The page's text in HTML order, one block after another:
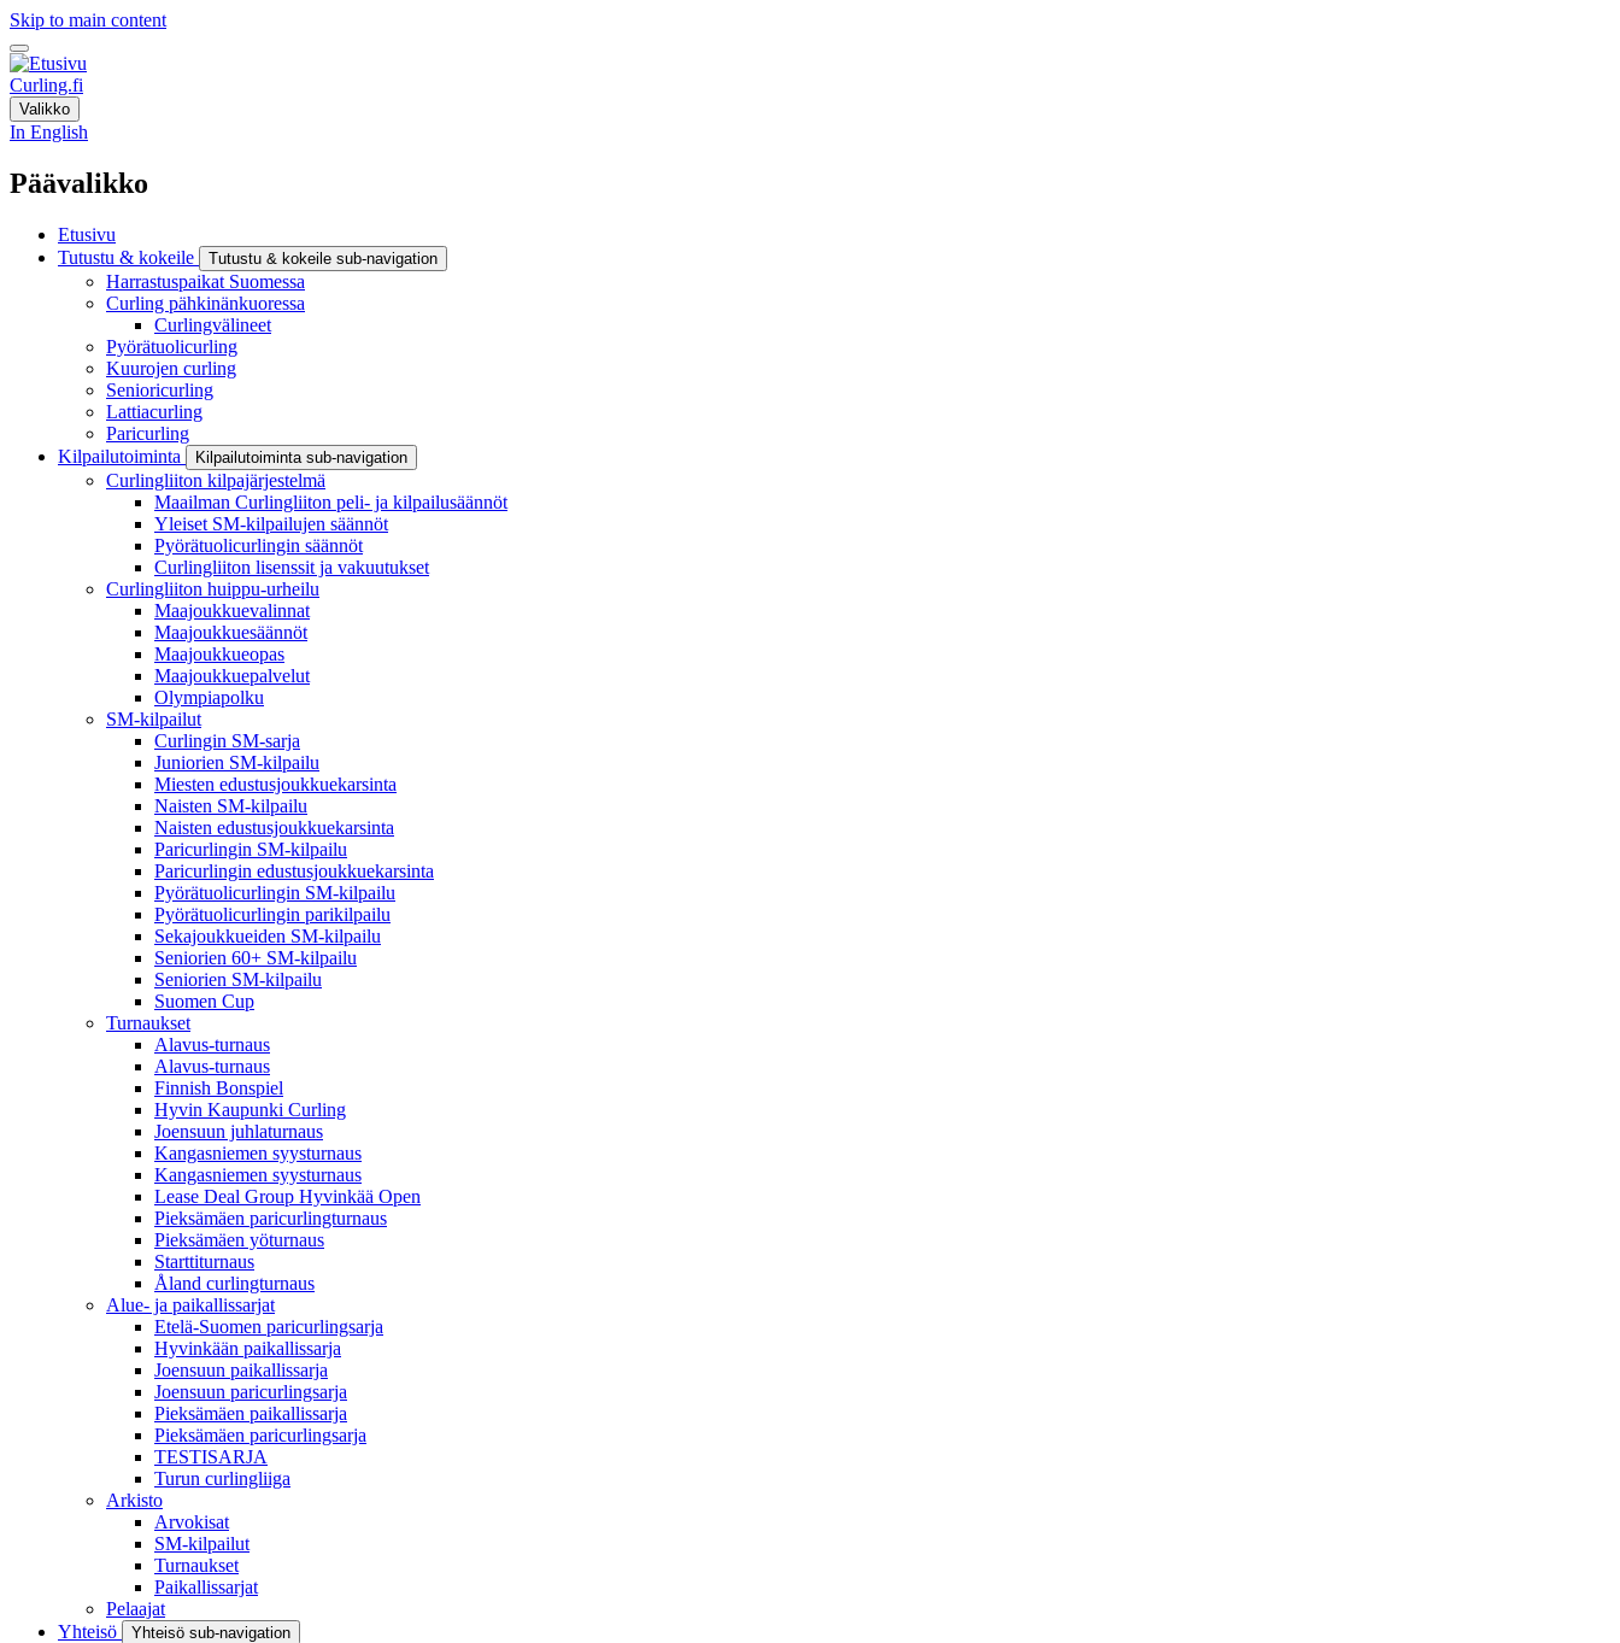
Skip to main content
Curling.fi
Valikko
In English
Päävalikko
Etusivu
Tutustu & kokeile
Tutustu & kokeile sub-navigation
Harrastuspaikat Suomessa
Curling pähkinänkuoressa
Curlingvälineet
Pyörätuolicurling
Kuurojen curling
Senioricurling
Lattiacurling
Paricurling
Kilpailutoiminta
Kilpailutoiminta sub-navigation
Curlingliiton kilpajärjestelmä
Maailman Curlingliiton peli- ja kilpailusäännöt
Yleiset SM-kilpailujen säännöt
Pyörätuolicurlingin säännöt
Curlingliiton lisenssit ja vakuutukset
Curlingliiton huippu-urheilu
Maajoukkuevalinnat
Maajoukkuesäännöt
Maajoukkueopas
Maajoukkuepalvelut
Olympiapolku
SM-kilpailut
Curlingin SM-sarja
Juniorien SM-kilpailu
Miesten edustusjoukkuekarsinta
Naisten SM-kilpailu
Naisten edustusjoukkuekarsinta
Paricurlingin SM-kilpailu
Paricurlingin edustusjoukkuekarsinta
Pyörätuolicurlingin SM-kilpailu
Pyörätuolicurlingin parikilpailu
Sekajoukkueiden SM-kilpailu
Seniorien 60+ SM-kilpailu
Seniorien SM-kilpailu
Suomen Cup
Turnaukset
Alavus-turnaus
Alavus-turnaus
Finnish Bonspiel
Hyvin Kaupunki Curling
Joensuun juhlaturnaus
Kangasniemen syysturnaus
Kangasniemen syysturnaus
Lease Deal Group Hyvinkää Open
Pieksämäen paricurlingturnaus
Pieksämäen yöturnaus
Starttiturnaus
Åland curlingturnaus
Alue- ja paikallissarjat
Etelä-Suomen paricurlingsarja
Hyvinkään paikallissarja
Joensuun paikallissarja
Joensuun paricurlingsarja
Pieksämäen paikallissarja
Pieksämäen paricurlingsarja
TESTISARJA
Turun curlingliiga
Arkisto
Arvokisat
SM-kilpailut
Turnaukset
Paikallissarjat
Pelaajat
Yhteisö
Yhteisö sub-navigation